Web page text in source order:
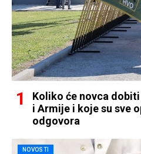
Koliko će novca
i Armije i koje su sve
odgovora
NOVOSTI